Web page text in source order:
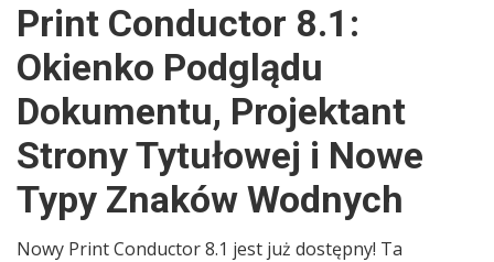
Print Conductor 8.1:
Okienko Podglądu
Dokumentu, Projektant
Strony Tytułowej i Nowe
Typy Znaków Wodnych
Nowy Print Conductor 8.1 jest już dostępny! Ta